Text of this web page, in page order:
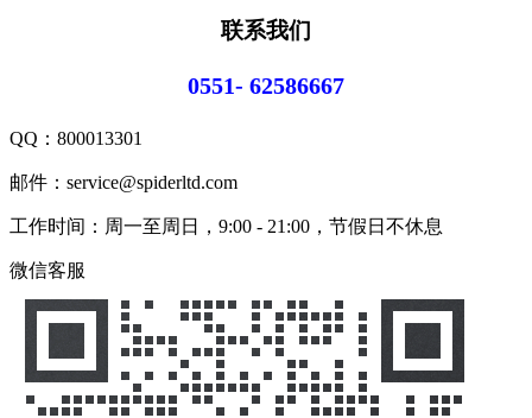
联系我们
0551- 62586667
QQ： 800013301
邮件：service@spiderltd.com
工作时间：周一至周日，9:00 - 21:00，节假日不休息
微信客服